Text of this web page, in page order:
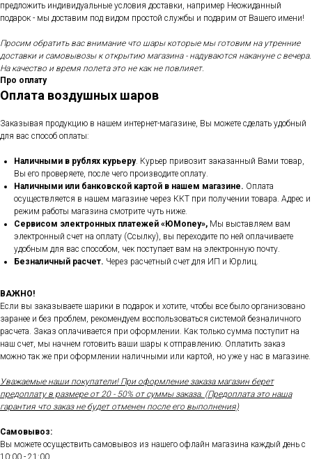
предложить индивидуальные условия доставки, например Неожиданный
подарок - мы доставим под видом простой службы и подарим от Вашего имени!
Просим обратить вас внимание что шары которые мы готовим на утренние
доставки и самовывозы к открытию магазина - надуваются накануне с вечера.
На качество и время полета это не как не повлияет.
Про оплату
Оплата воздушных шаров
Заказывая продукцию в нашем интернет-магазине, Вы можете сделать удобный
для вас способ оплаты:
Наличными в рублях курьеру. Курьер привозит заказанный Вами товар,
Вы его проверяете, после чего производите оплату.
Наличными или банковской картой в нашем магазине. Оплата
осуществляется в нашем магазине через ККТ при получении товара. Адрес и
режим работы магазина смотрите чуть ниже.
Сервисом электронных платежей «ЮMoney», Мы выставляем вам
электронный счет на оплату (Ссылку), вы переходите по ней оплачиваете
удобным для вас способом, чек поступает вам на электронную почту.
Безналичный расчет. Через расчетный счет для ИП и Юрлиц.
ВАЖНО!
Если вы заказываете шарики в подарок и хотите, чтобы все было организовано
заранее и без проблем, рекомендуем воспользоваться системой безналичного
расчета. Заказ оплачивается при оформлении. Как только сумма поступит на
наш счет, мы начнем готовить ваши шары к отправлению. Оплатить заказ
можно так же при оформлении наличными или картой, но уже у нас в магазине.
Уважаемые наши покупатели! При оформление заказа магазин берет
предоплату в размере от 20 - 50% от суммы заказа. (Предоплата это наша
гарантия что заказ не будет отменен после его выполнения)
Самовывоз:
Вы можете осуществить самовывоз из нашего офлайн магазина каждый день с